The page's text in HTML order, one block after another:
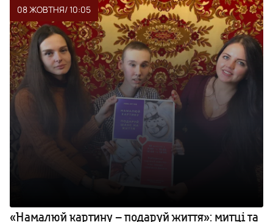
08 ЖОВТНЯ/ 10:05
«Намалюй картину – подаруй життя»: митці та